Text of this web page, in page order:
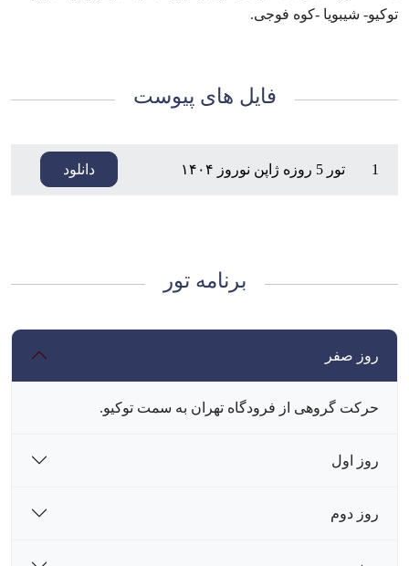
توکیو- شیبویا -کوه فوجی.
فایل های پیوست
1 تور 5 روزه ژاپن نوروز ۱۴۰۴ دانلود
برنامه تور
روز صفر
حرکت گروهی از فرودگاه تهران به سمت توکیو.
روز اول
روز دوم